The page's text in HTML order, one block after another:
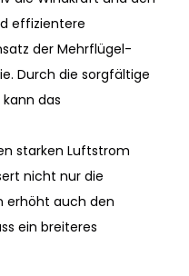
effizientere
der Mehrflügel-
Durch die sorgfältige
das
starken Luftstrom
nicht nur die
erhöht auch den
ein breiteres